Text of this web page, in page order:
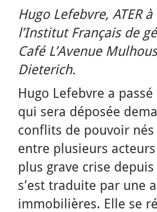
Hugo Lefebvre, ATER
l’Institut Français de
Café L’Avenue
Dieterich.
Hugo Lefebvre a
qui sera déposée
conflits de pouvoir
entre plusieurs
plus grave crise
s’est traduite par une
immobilières. Elle se